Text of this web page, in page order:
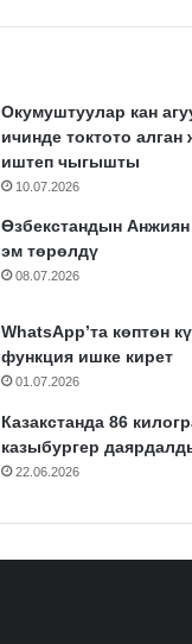
Окумуштуулар кан
ичинде токтото
иштеп чыгышты
10.07.2026
Өзбекстандын
эм төрөлдү
08.07.2026
WhatsApp’та көптөн
функция ишке кирет
01.07.2026
Казакстанда 86
казыбургер
22.06.2026